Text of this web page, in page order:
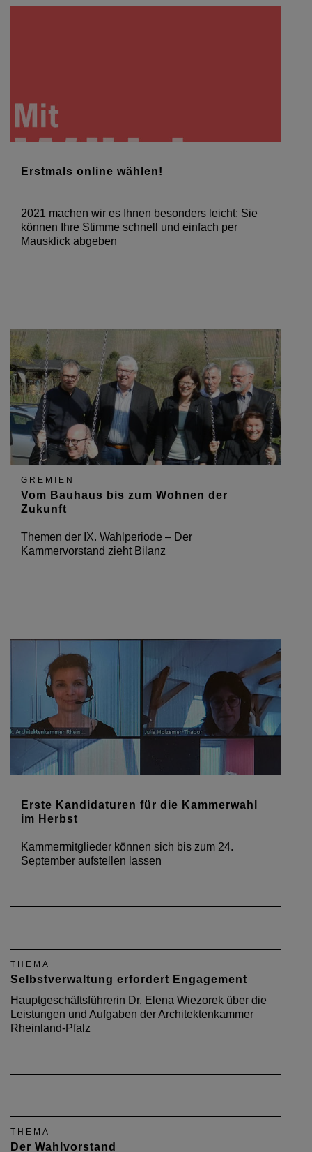
Erstmals online wählen!
2021 machen wir es Ihnen besonders leicht: Sie
können Ihre Stimme schnell und einfach per
Mausklick abgeben
GREMIEN
Vom Bauhaus bis zum Wohnen der
Zukunft
Themen der IX. Wahlperiode – Der
Kammervorstand zieht Bilanz
Erste Kandidaturen für die Kammerwahl
im Herbst
Kammermitglieder können sich bis zum 24.
September aufstellen lassen
THEMA
Selbstverwaltung erfordert Engagement
Hauptgeschäftsführerin Dr. Elena Wiezorek über die
Leistungen und Aufgaben der Architektenkammer
Rheinland-Pfalz
THEMA
Der Wahlvorstand